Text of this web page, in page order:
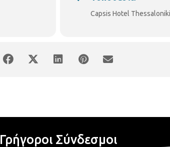
Capsis Hotel Thessaloniki
Γρήγοροι Σύνδεσμοι